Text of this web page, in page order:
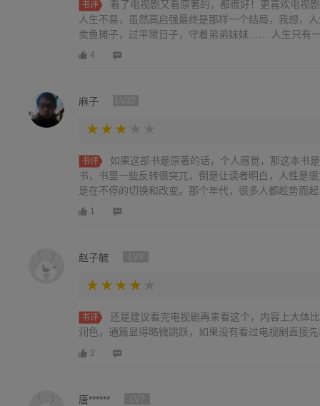
书评
看了电视剧又看原著的，都很好！更喜欢电
人生不易，虽然高启强最终是那样一个结局，我想，
卖鱼摊子，过平常日子，守着弟弟妹妹…… 人生只有一条络，其它的，全是臆想！也许
冥冥之中，他就是这样一个结果！得到很多，必定失
4
麻子
书评
如果这部书是原著的话，个人感觉，那这本书
书，书里一些反转很突兀，倒是让读者明白，人性是
是在不停的切换和改变。那个年代，很多人都趁势而
哥只是其中的一个。
1
赵子毓
书评
还是建议看完电视剧再来看这个，内容上大体
润色，通篇显得略微跳跃，如果没有看过电视剧直接
2
唐******